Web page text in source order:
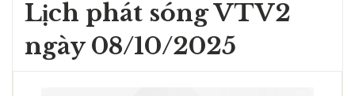
Lịch phát sóng VTV2
ngày 08/10/2025